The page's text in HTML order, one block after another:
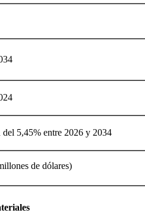
5,45% entre 2026 y 2034
de dólares)